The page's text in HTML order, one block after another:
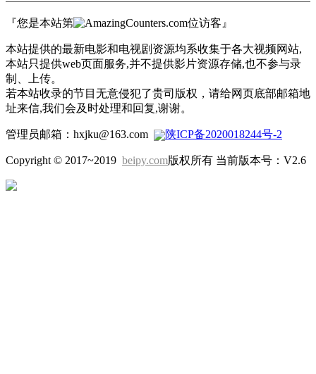
『您是本站第 位访客』
本站提供的最新电影和电视剧资源均系收集于各大视频网站,
本站只提供web页面服务,并不提供影片资源存储,也不参与录
制、上传。
若本站收录的节目无意侵犯了贵司版权，请给网页底部邮箱地
址来信,我们会及时处理和回复,谢谢。
管理员邮箱：hxjku@163.com 陕ICP备2020018244号-2
Copyright © 2017~2019 beipy.com版权所有 当前版本号：V2.6